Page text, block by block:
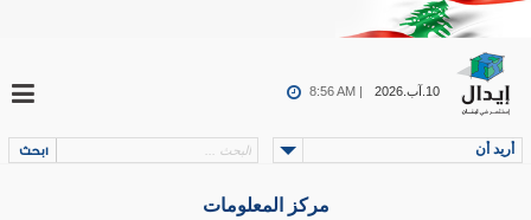
10.آب.2026 8:56 AM |
أريد أن
مركز المعلومات